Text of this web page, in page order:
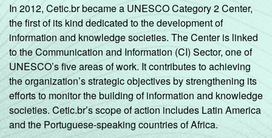
In 2012, Cetic.br became a UNESCO Category 2 Center,
the first of its kind dedicated to the development of
information and knowledge societies. The Center is linked
to the Communication and Information (CI) Sector, one of
UNESCO’s five areas of work. It contributes to achieving
the organization’s strategic objectives by strengthening its
efforts to monitor the building of information and knowledge
societies. Cetic.br’s scope of action includes Latin America
and the Portuguese-speaking countries of Africa.